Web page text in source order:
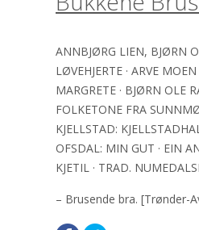
ANNBJØRG LIEN, BJØRN
LØVEHJERTE · ARVE
MARGRETE · BJØRN OLE
FOLKETONE FRA
KJELLSTAD:
OFSDAL: MIN GUT · EIN
KJETIL · TRAD.
– Brusende bra. [Trønder-